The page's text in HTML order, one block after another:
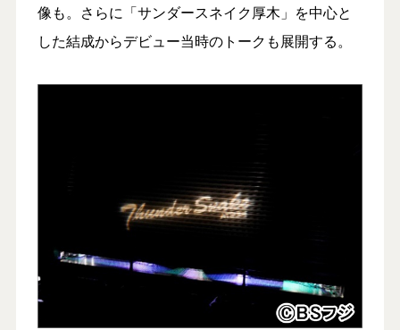
像も。さらに「サンダースネイク厚木」を中心と
した結成からデビュー当時のトークも展開する。